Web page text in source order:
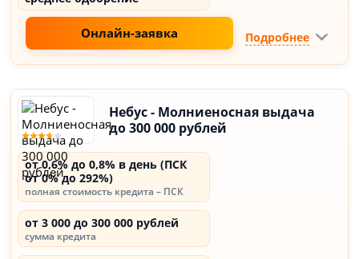
Онлайн-заявка Подробнее
Небус - Молниеносная выдача
до 300 000 рублей
от 0,6% до 0,8% в день (ПСК
от 0% до 292%)
полная стоимость кредита – ПСК
от 3 000 до 300 000 рублей
сумма кредита